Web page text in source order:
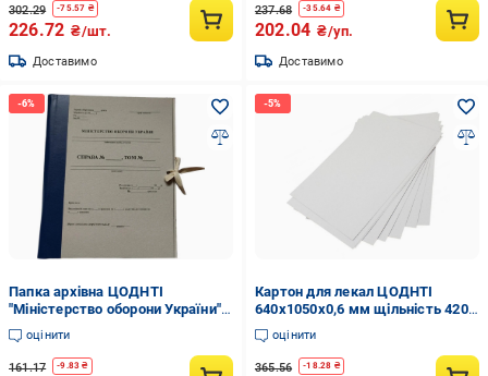
302.29 -75.57 ₴
226.72 ₴/шт.
Доставимо
237.68 -35.64 ₴
202.04 ₴/уп.
Доставимо
Папка архівна ЦОДНТІ
"Міністерство оборони України" з
титульною сторінкою на
зав'язках 230x320x50 мм (P-М-
А4-Т/S- ВК-50-1)
оцінити
161.17 -9.83 ₴
Картон для лекал ЦОДНТІ
640x1050x0,6 мм щільність 420
г/м2 10 аркушів (KMM/HE-
640/1050-0.6/420-8)
оцінити
365.56 -18.28 ₴